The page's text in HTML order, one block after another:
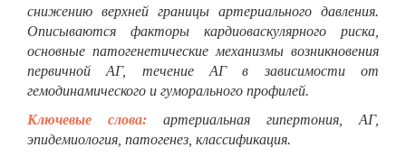
снижению верхней границы артериального давления.
Описываются факторы кардиоваскулярного риска,
основные патогенетические механизмы возникновения
первичной АГ, течение АГ в зависимости от
гемодинамического и гуморального профилей.
Ключевые слова: артериальная гипертония, АГ,
эпидемиология, патогенез, классификация.